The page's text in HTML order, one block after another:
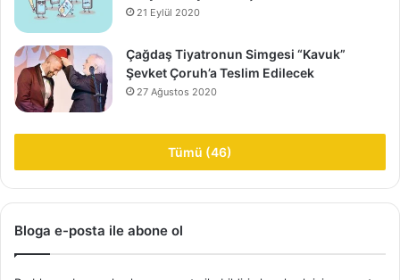
21 Eylül 2020
Çağdaş Tiyatronun Simgesi “Kavuk”
Şevket Çoruh’a Teslim Edilecek
27 Ağustos 2020
Tümü (46)
Bloga e-posta ile abone ol